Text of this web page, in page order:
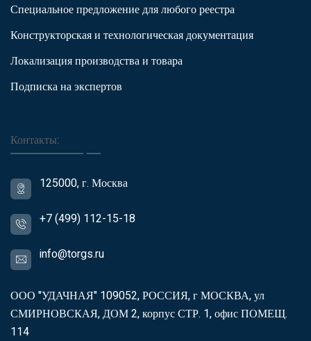
Специальное предложение для любого реестра
Конструкторская и технологическая документация
Локализация производства и товара
Подписка на экспертов
Контакты:
125000, г. Москва
+7 (499) 112-15-18
info@torgs.ru
ООО "УДАЧНАЯ" 109052, РОССИЯ, г МОСКВА, ул
СМИРНОВСКАЯ, ДОМ 2, корпус СТР. 1, офис ПОМЕЩ.
114